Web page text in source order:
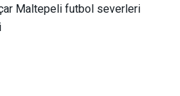
Maltepeli futbol severleri